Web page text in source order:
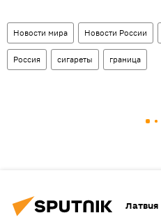
Новости мира Новости России
Россия сигареты граница
Латвия